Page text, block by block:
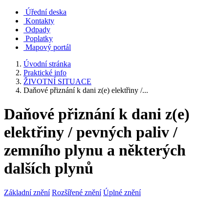
Úřední deska
Kontakty
Odpady
Poplatky
Mapový portál
Úvodní stránka
Praktické info
ŽIVOTNÍ SITUACE
Daňové přiznání k dani z(e) elektřiny /...
Daňové přiznání k dani z(e)
elektřiny / pevných paliv /
zemního plynu a některých
dalších plynů
Základní znění Rozšířené znění Úplné znění